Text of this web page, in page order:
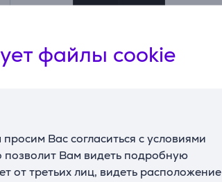
файлы cookie
Вас согласиться с условиями
Вам видеть подробную
от третьих лиц, видеть расположение
Whirlpool, ширина 28,4 см, без